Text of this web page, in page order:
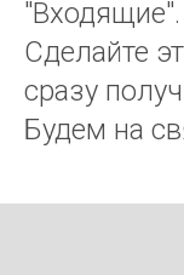
"Входящие".
Сделайте
сразу
Будем на